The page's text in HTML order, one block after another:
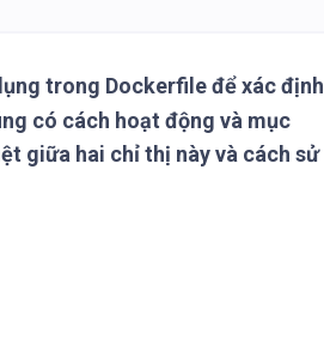
trong Dockerfile để xác định
có cách hoạt động và mục
giữa hai chỉ thị này và cách sử